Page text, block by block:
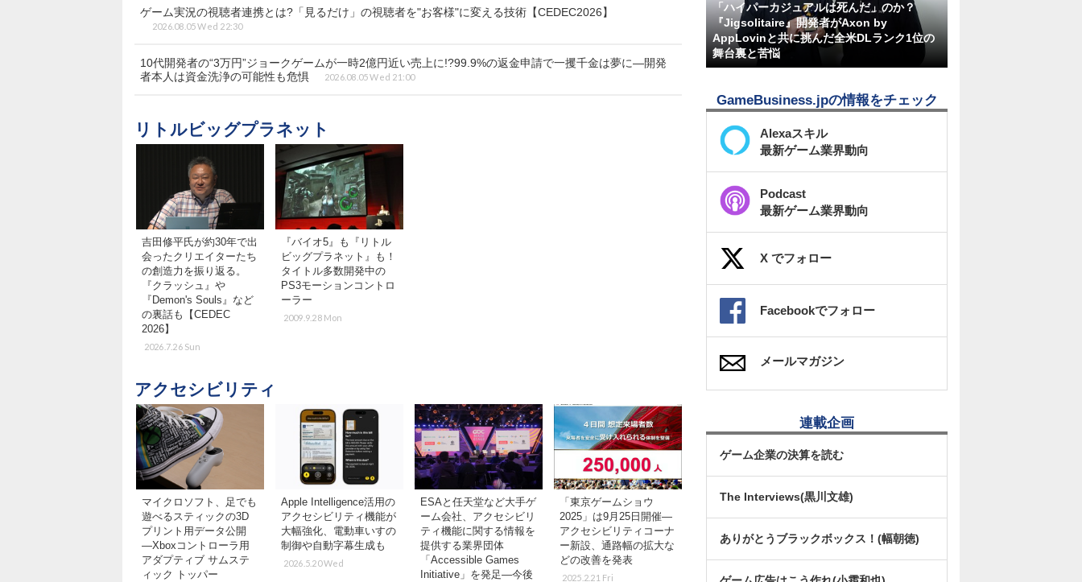
ゲーム実況の視聴者連携とは?「見るだけ」の視聴者を"お客様"に変える技術【CEDEC2026】
2026.08.05 Wed 22:30
10代開発者の“3万円”ジョークゲームが一時2億円近い売上に!?99.9%の返金申請で一攫千金は夢に―開発
者本人は資金洗浄の可能性も危惧
2026.08.05 Wed 21:00
リトルビッグプラネット
吉田修平氏が約30年で出
会ったクリエイターたち
の創造力を振り返る。
『クラッシュ』や
『Demon's Souls』など
の裏話も【CEDEC
2026】
2026.7.26 Sun
『バイオ5』も『リトル
ビッグプラネット』も！
タイトル多数開発中の
PS3モーションコントロ
ーラー
2009.9.28 Mon
アクセシビリティ
マイクロソフト、足でも
遊べるスティックの3D
プリント用データ公開
―Xboxコントローラ用
アダプティブ サムステ
ィック トッパー
Apple Intelligence活用の
アクセシビリティ機能が
大幅強化、電動車いすの
制御や自動字幕生成も
2026.5.20 Wed
ESAと任天堂など大手ゲ
ーム会社、アクセシビリ
ティ機能に関する情報を
提供する業界団体
「Accessible Games
Initiative」を発足―今後
「東京ゲームショウ
2025」は9月25日開催―
アクセシビリティコーナ
ー新設、通路幅の拡大な
どの改善を発表
2025.2.21 Fri
「ハイパーカジュアルは死んだ」のか？
『Jigsolitaire』開発者がAxon by
AppLovinと共に挑んだ全米DLランク1位の
舞台裏と苦悩
GameBusiness.jpの情報をチェック
Alexaスキル
最新ゲーム業界動向
Podcast
最新ゲーム業界動向
X でフォロー
Facebookでフォロー
メールマガジン
連載企画
ゲーム企業の決算を読む
The Interviews(黒川文雄)
ありがとうブラックボックス！(幅朝徳)